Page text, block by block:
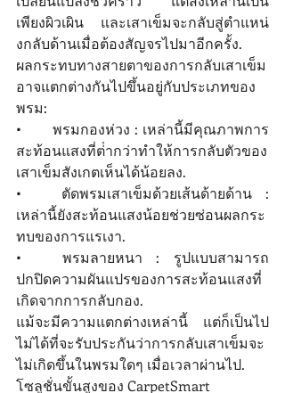
เพียงผิวเผิน และเสาเข็มจะกลับสู่ตําแหน่
งกลับด้านเมื่อต้องสัญจรไปมาอีกครั้ง.
ผลกระทบทางสายตาของการกลับเสาเข็ม
อาจแตกต่างกันไปขึ้นอยู่กับประเภทของ
พรม:
•	พรมกองห่วง : เหล่านี้มีคุณภาพการ
สะท้อนแสงที่ต่ํากว่าทําให้การกลับตัวของ
เสาเข็มสังเกตเห็นได้น้อยลง.
•	ตัดพรมเสาเข็มด้วยเส้นด้ายด้าน :
เหล่านี้ยังสะท้อนแสงน้อยช่วยซ่อนผลกระ
ทบของการแรเงา.
•	พรมลายหนา : รูปแบบสามารถ
ปกปิดความผันแปรของการสะท้อนแสงที่
เกิดจากการกลับกอง.
แม้จะมีความแตกต่างเหล่านี้ แต่ก็เป็นไป
ไม่ได้ที่จะรับประกันว่าการกลับเสาเข็มจะ
ไม่เกิดขึ้นในพรมใดๆ เมื่อเวลาผ่านไป.
โซลูชั่นขั้นสูงของ CarpetSmart